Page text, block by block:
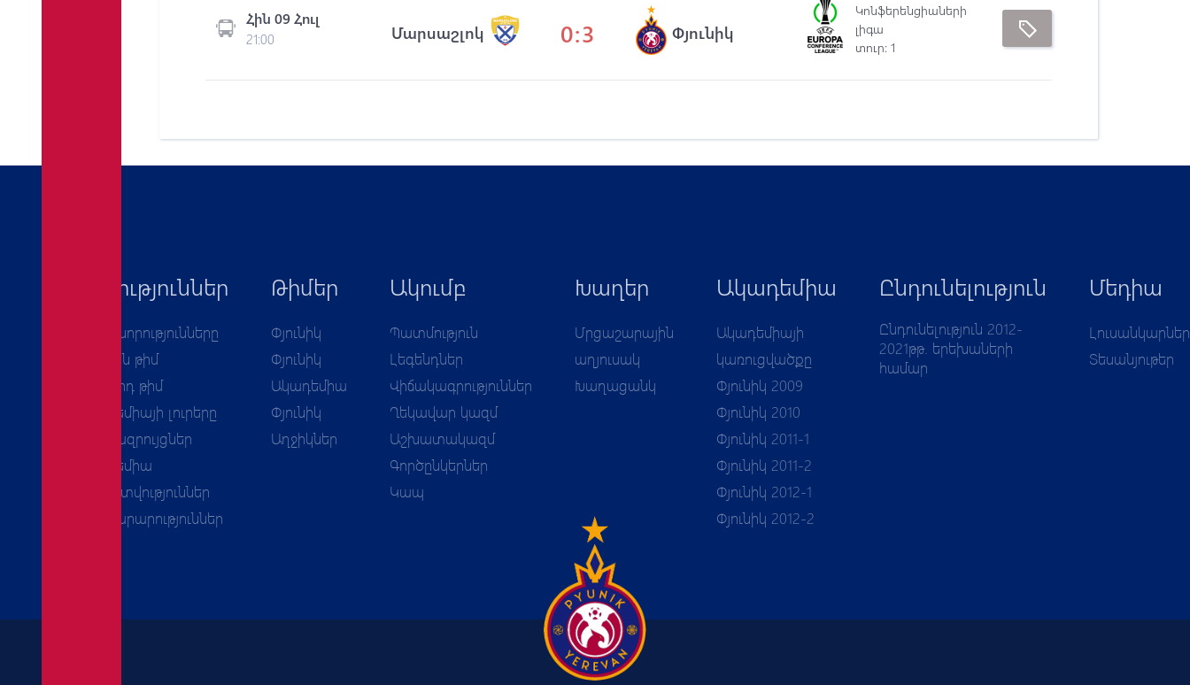
Հին 09 Հուլ
21:00 Մարսաշլոկ 0:3 Փյունիկ
Կոնֆերենցիաների
լիգա
տուր: 1
Նորություններ
Բոլոր նորությունները
Առաջին թիմ
Երկրորդ թիմ
Ակադեմիայի լուրերը
Հարցազրույցներ
Ակադեմիա
Հաշվետվություններ
Հայտարարություններ
Թիմեր
Փյունիկ
Փյունիկ
Ակադեմիա
Փյունիկ
Աղջիկներ
Ակումբ
Պատմություն
Լեգենդներ
Վիճակագրություններ
Ղեկավար կազմ
Աշխատակազմ
Գործընկերներ
Կապ
Խաղեր
Մրցաշարային
աղյուսակ
Խաղացանկ
Ակադեմիա
Ակադեմիայի
կառուցվածքը
Փյունիկ 2009
Փյունիկ 2010
Փյունիկ 2011-1
Փյունիկ 2011-2
Փյունիկ 2012-1
Փյունիկ 2012-2
Ընդունելություն
Ընդունելություն 2012-
2021թթ. երեխաների
համար
Մեդիա
Լուսանկարներ
Տեսանյութեր